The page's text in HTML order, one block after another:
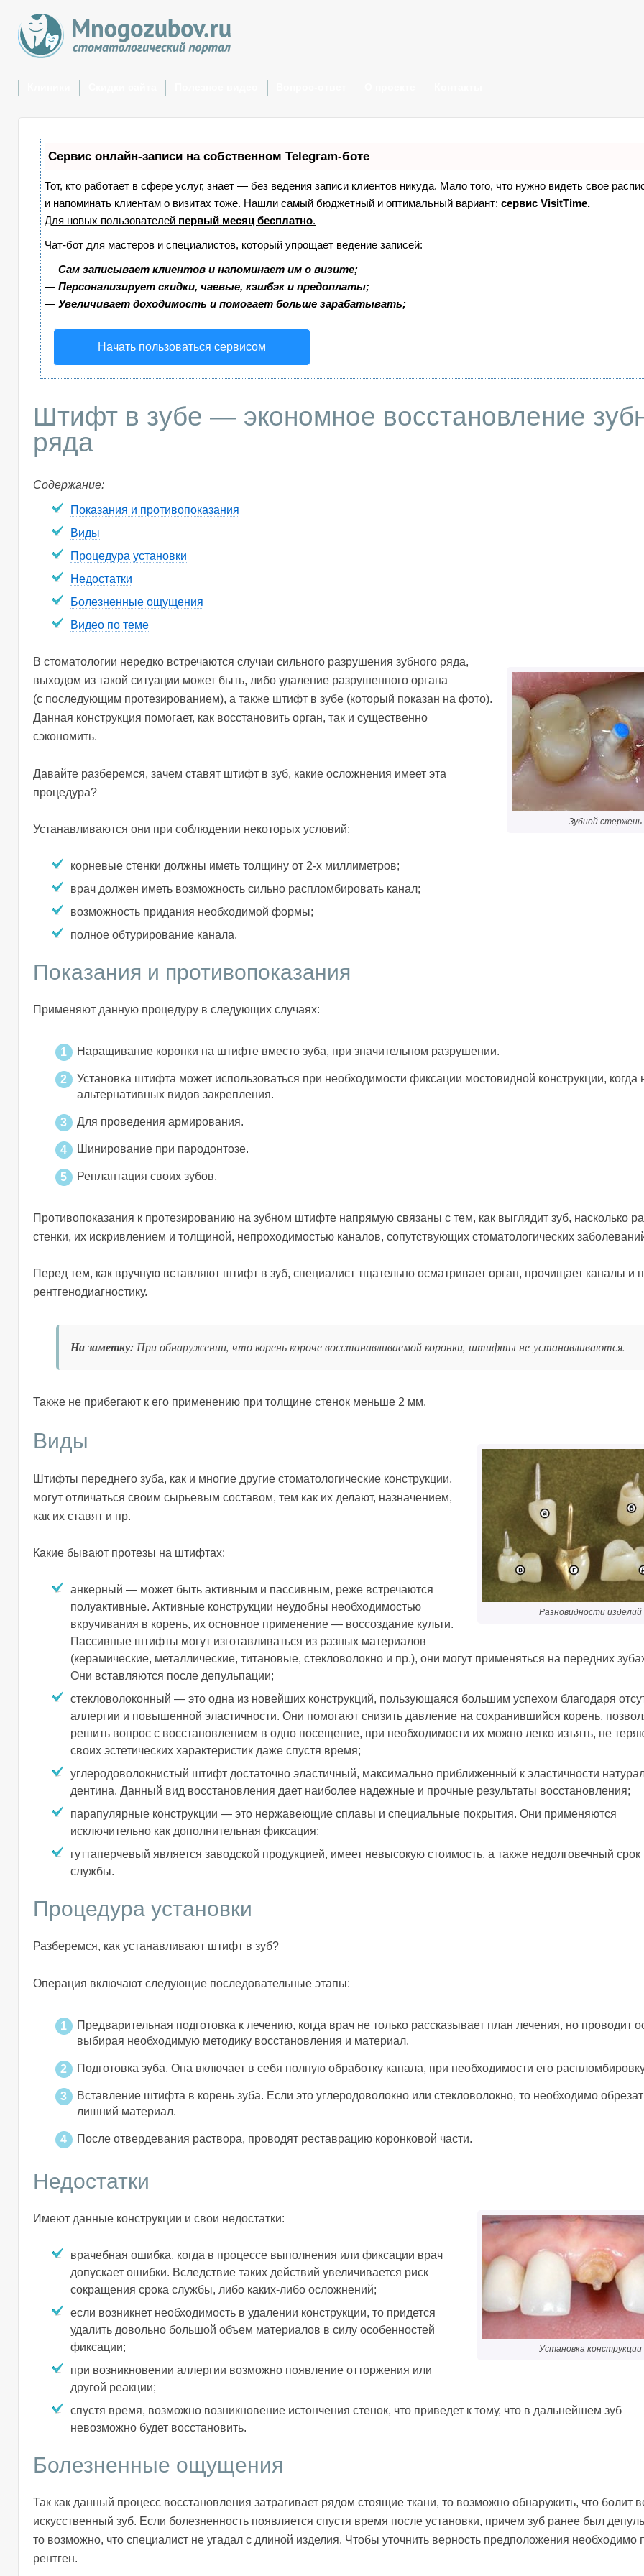
Сервис онлайн-записи на собственном Telegram-боте
Тот, кто работает в сфере услуг, знает — без ведения записи клиентов никуда. Мало того, что нужно видеть свое
и напоминать клиентам о визитах тоже. Нашли самый бюджетный и оптимальный вариант: сервис VisitTime.
Для новых пользователей первый месяц бесплатно.
Чат-бот для мастеров и специалистов, который упрощает ведение записей:
— Сам записывает клиентов и напоминает им о визите;
— Персонализирует скидки, чаевые, кэшбэк и предоплаты;
— Увеличивает доходимость и помогает больше зарабатывать;
Начать пользоваться сервисом
Штифт в зубе — экономное восстановление
ряда
Содержание:
Показания и противопоказания
Виды
Процедура установки
Недостатки
Болезненные ощущения
Видео по теме
Зубной стержень
В стоматологии нередко встречаются случаи сильного разрушения зубного ряда,
выходом из такой ситуации может быть, либо удаление разрушенного органа
(с последующим протезированием), а также штифт в зубе (который показан на фото).
Данная конструкция помогает, как восстановить орган, так и существенно
сэкономить.
Давайте разберемся, зачем ставят штифт в зуб, какие осложнения имеет эта
процедура?
Устанавливаются они при соблюдении некоторых условий:
корневые стенки должны иметь толщину от 2-х миллиметров;
врач должен иметь возможность сильно распломбировать канал;
возможность придания необходимой формы;
полное обтурирование канала.
Показания и противопоказания
Применяют данную процедуру в следующих случаях:
Наращивание коронки на штифте вместо зуба, при значительном разрушении.
Установка штифта может использоваться при необходимости фиксации мостовидной конструкции, когда
альтернативных видов закрепления.
Для проведения армирования.
Шинирование при пародонтозе.
Реплантация своих зубов.
Противопоказания к протезированию на зубном штифте напрямую связаны с тем, как выглядит зуб, насколько
стенки, их искривлением и толщиной, непроходимостью каналов, сопутствующих стоматологических
Перед тем, как вручную вставляют штифт в зуб, специалист тщательно осматривает орган, прочищает каналы и
рентгенодиагностику.
На заметку: При обнаружении, что корень короче восстанавливаемой коронки, штифты не устанавливаются.
Также не прибегают к его применению при толщине стенок меньше 2 мм.
Разновидности изделий
Виды
Штифты переднего зуба, как и многие другие стоматологические конструкции,
могут отличаться своим сырьевым составом, тем как их делают, назначением,
как их ставят и пр.
Какие бывают протезы на штифтах:
анкерный — может быть активным и пассивным, реже встречаются
полуактивные. Активные конструкции неудобны необходимостью
вкручивания в корень, их основное применение — воссоздание культи.
Пассивные штифты могут изготавливаться из разных материалов
(керамические, металлические, титановые, стекловолокно и пр.), они могут применяться на передних
Они вставляются после депульпации;
стекловолоконный — это одна из новейших конструкций, пользующаяся большим успехом благодаря
аллергии и повышенной эластичности. Они помогают снизить давление на сохранившийся корень,
решить вопрос с восстановлением в одно посещение, при необходимости их можно легко изъять, не
своих эстетических характеристик даже спустя время;
углеродоволокнистый штифт достаточно эластичный, максимально приближенный к эластичности
дентина. Данный вид восстановления дает наиболее надежные и прочные результаты восстановления;
парапулярные конструкции — это нержавеющие сплавы и специальные покрытия. Они применяются
исключительно как дополнительная фиксация;
гуттаперчевый является заводской продукцией, имеет невысокую стоимость, а также недолговечный срок
службы.
Процедура установки
Разберемся, как устанавливают штифт в зуб?
Операция включают следующие последовательные этапы:
Предварительная подготовка к лечению, когда врач не только рассказывает план лечения, но проводит
выбирая необходимую методику восстановления и материал.
Подготовка зуба. Она включает в себя полную обработку канала, при необходимости его
Вставление штифта в корень зуба. Если это углеродоволокно или стекловолокно, то необходимо
лишний материал.
После отвердевания раствора, проводят реставрацию коронковой части.
Недостатки
Установка конструкции
Имеют данные конструкции и свои недостатки:
врачебная ошибка, когда в процессе выполнения или фиксации врач
допускает ошибки. Вследствие таких действий увеличивается риск
сокращения срока службы, либо каких-либо осложнений;
если возникнет необходимость в удалении конструкции, то придется
удалить довольно большой объем материалов в силу особенностей
фиксации;
при возникновении аллергии возможно появление отторжения или
другой реакции;
спустя время, возможно возникновение истончения стенок, что приведет к тому, что в дальнейшем зуб
невозможно будет восстановить.
Болезненные ощущения
Так как данный процесс восстановления затрагивает рядом стоящие ткани, то возможно обнаружить, что болит
искусственный зуб. Если болезненность появляется спустя время после установки, причем зуб ранее был
то возможно, что специалист не угадал с длиной изделия. Чтобы уточнить верность предположения необходимо
рентген.